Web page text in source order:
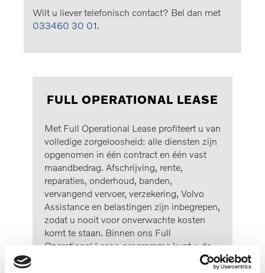
Wilt u liever telefonisch contact? Bel dan met
033460 30 01.
FULL OPERATIONAL LEASE
Met Full Operational Lease profiteert u van
volledige zorgeloosheid: alle diensten zijn
opgenomen in één contract en één vast
maandbedrag. Afschrijving, rente,
reparaties, onderhoud, banden,
vervangend vervoer, verzekering, Volvo
Assistance en belastingen zijn inbegrepen,
zodat u nooit voor onverwachte kosten
komt te staan. Binnen ons Full
Operational Lease-programma kunt u de
variant kiezen die perfect aansluit op uw